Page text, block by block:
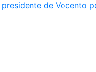
de Vocento